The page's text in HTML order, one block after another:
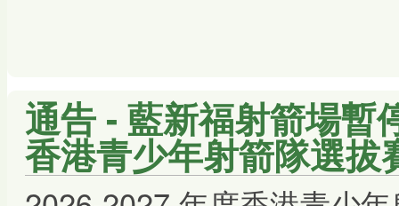
通告 - 藍新福射箭場暫
香港青少年射箭隊選拔